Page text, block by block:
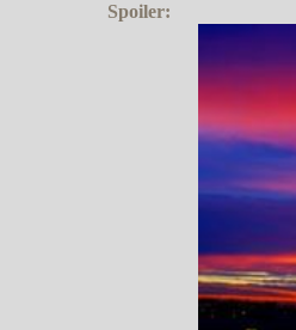
Spoiler: